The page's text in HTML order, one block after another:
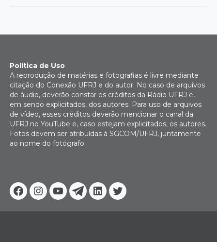
Facebook
Instagram
YoutubeTelegram
Linkedin
Twitter
Política de Uso
A reprodução de matérias e fotografias é livre mediante
citação do Conexão UFRJ e do autor. No caso de arquivos
de áudio, deverão constar os créditos da Rádio UFRJ e,
em sendo explicitados, dos autores. Para uso de arquivos
de vídeo, esses créditos deverão mencionar o canal da
UFRJ no YouTube e, caso estejam explicitados, os autores.
Fotos devem ser atribuídas à SGCOM/UFRJ, juntamente
ao nome do fotógrafo.